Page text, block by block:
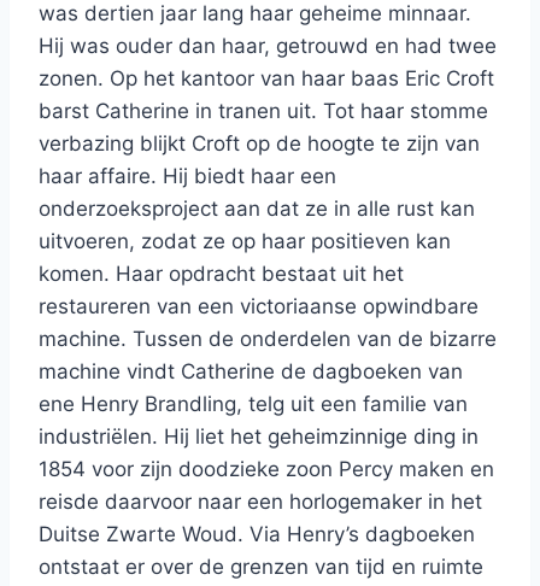
was dertien jaar lang haar geheime minnaar.
Hij was ouder dan haar, getrouwd en had twee
zonen. Op het kantoor van haar baas Eric Croft
barst Catherine in tranen uit. Tot haar stomme
verbazing blijkt Croft op de hoogte te zijn van
haar affaire. Hij biedt haar een
onderzoeksproject aan dat ze in alle rust kan
uitvoeren, zodat ze op haar positieven kan
komen. Haar opdracht bestaat uit het
restaureren van een victoriaanse opwindbare
machine. Tussen de onderdelen van de bizarre
machine vindt Catherine de dagboeken van
ene Henry Brandling, telg uit een familie van
industriëlen. Hij liet het geheimzinnige ding in
1854 voor zijn doodzieke zoon Percy maken en
reisde daarvoor naar een horlogemaker in het
Duitse Zwarte Woud. Via Henry’s dagboeken
ontstaat er over de grenzen van tijd en ruimte